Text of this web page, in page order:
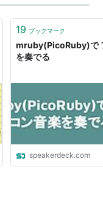
19 ブックマーク
mruby(PicoRuby)で
を奏でる
speakerdeck.com